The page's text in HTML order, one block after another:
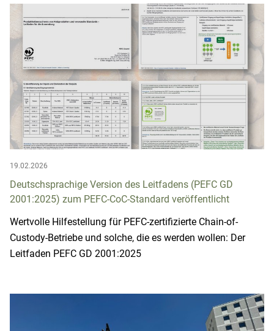
19.02.2026
Deutschsprachige Version des Leitfadens (PEFC GD
2001:2025) zum PEFC-CoC-Standard veröffentlicht
Wertvolle Hilfestellung für PEFC-zertifizierte Chain-of-
Custody-Betriebe und solche, die es werden wollen: Der
Leitfaden PEFC GD 2001:2025